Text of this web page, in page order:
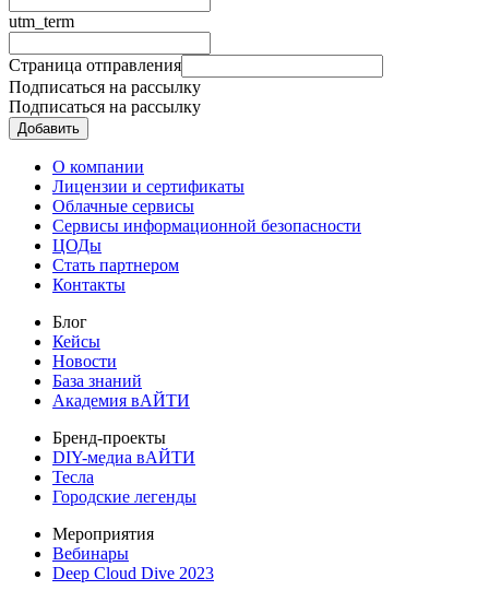
utm_term
Страница отправления
Подписаться на рассылку
Подписаться на рассылку
О компании
Лицензии и сертификаты
Облачные сервисы
Сервисы информационной безопасности
ЦОДы
Стать партнером
Контакты
Блог
Кейсы
Новости
База знаний
Академия вАЙТИ
Бренд-проекты
DIY-медиа вАЙТИ
Тесла
Городские легенды
Мероприятия
Вебинары
Deep Cloud Dive 2023